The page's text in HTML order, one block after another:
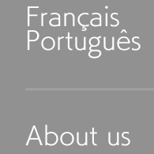
Français
Português
About us